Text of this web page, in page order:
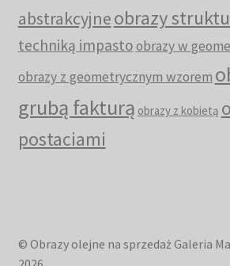
abstrakcyjneobrazy
techniką impastoobrazy w
obrazy z geometrycznym wzorem
grubą fakturą obrazy z kobietą
postaciami
© Obrazy olejne na sprzedaż Galeria